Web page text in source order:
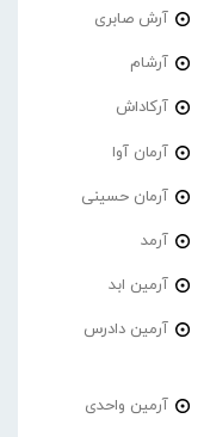
آرش صابری
آرشام
آرکاداش
آرمان آوا
آرمان حسینی
آرمد
آرمین ابد
آرمین دادرس
آرمین واحدی